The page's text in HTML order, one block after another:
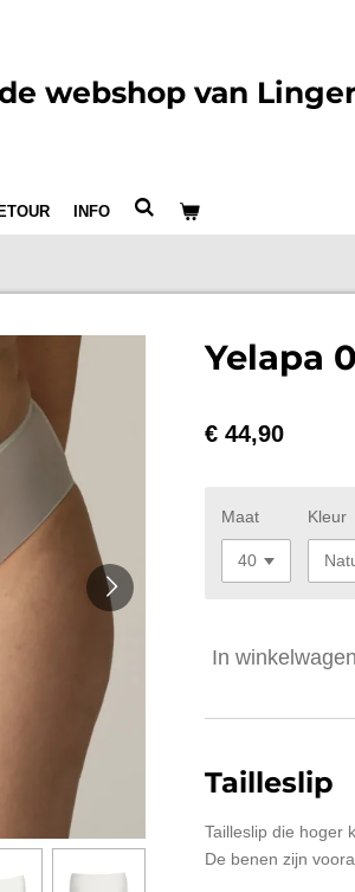
webshop van
INFO
Yelapa
€ 44,90
Maat Kleur
In winkelwagen
Tailleslip
Tailleslip die hoger
De benen zijn